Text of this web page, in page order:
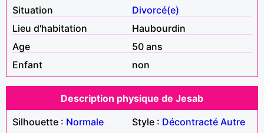
Situation
Divorcé(e)
Lieu d'habitation
Haubourdin
Age
50 ans
Enfant
non
Description physique de Jesab
Silhouette : Normale Style : Décontracté Autre